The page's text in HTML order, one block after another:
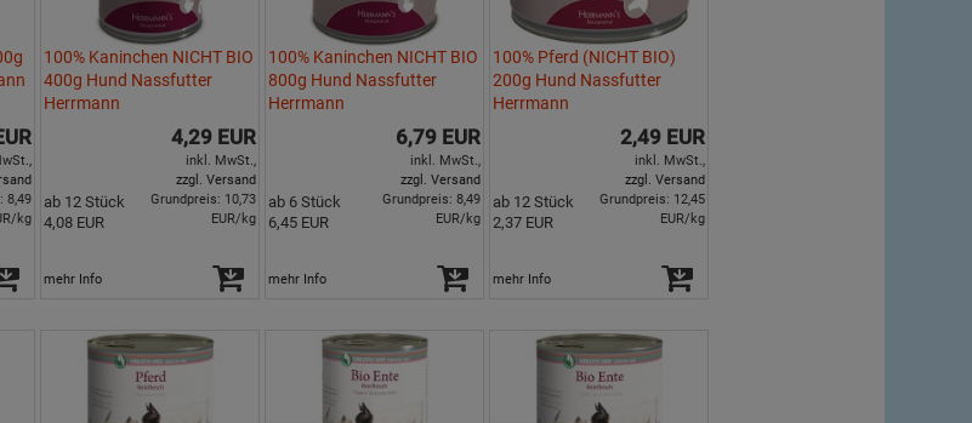
8,49
kg
100% Kaninchen NICHT BIO
400g Hund Nassfutter
Herrmann
4,29 EUR
inkl. MwSt.,
zzgl. Versand
ab 12 Stück
4,08 EUR
Grundpreis: 10,73
EUR/kg
mehr Info
100% Kaninchen NICHT BIO
800g Hund Nassfutter
Herrmann
6,79 EUR
inkl. MwSt.,
zzgl. Versand
ab 6 Stück
6,45 EUR
Grundpreis: 8,49
EUR/kg
mehr Info
100% Pferd (NICHT BIO)
200g Hund Nassfutter
Herrmann
2,49 EUR
inkl. MwSt.,
zzgl. Versand
ab 12 Stück
2,37 EUR
Grundpreis: 12,45
EUR/kg
mehr Info